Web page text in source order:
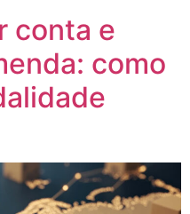
conta e
como